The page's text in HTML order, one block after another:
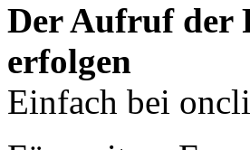
Der Aufruf der
erfolgen
Einfach bei